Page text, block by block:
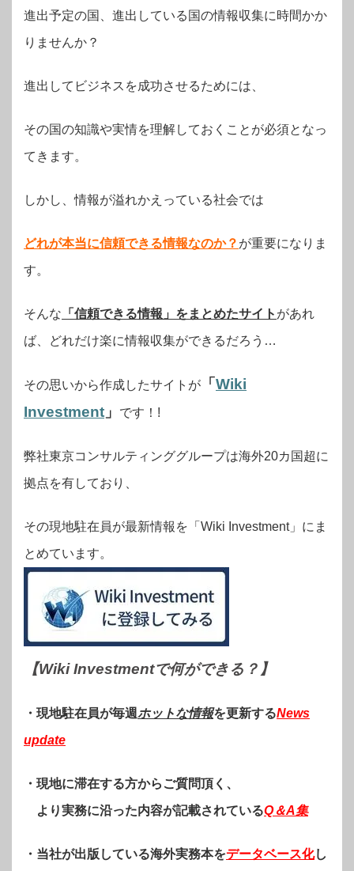
進出予定の国、進出している国の情報収集に時間かか
りませんか？
進出してビジネスを成功させるためには、
その国の知識や実情を理解しておくことが必須となっ
てきます。
しかし、情報が溢れかえっている社会では
どれが本当に信頼できる情報なのか？ が重要になりま
す。
そんな 「信頼できる情報」をまとめたサイト があれ
ば、どれだけ楽に情報収集ができるだろう…
その思いから作成したサイトが 「 Wiki
Investment 」 です！!
弊社東京コンサルティンググループは海外20カ国超に
拠点を有しており、
その現地駐在員が最新情報を「Wiki Investment」にま
とめています。
【Wiki Investmentで何ができる？ 】
・現地駐在員が毎週ホットな情報を更新するNews
update
・現地に滞在する方からご質問頂く、
より実務に沿った内容が記載されているQ＆A集
・当社が出版している海外実務本をデータベース化し